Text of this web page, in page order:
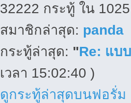
32222 กระทู้ ใน
สมาชิกล่าสุด: panda
กระทู้ล่าสุด: "Re: แบ
เวลา 15:02:40 )
ดูกระทู้ล่าสุดบนฟอรั่ม